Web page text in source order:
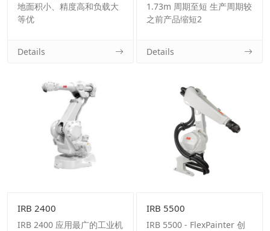
地面积小、精度高和负载大
等优
Details
1.73m 周期至短 生产周期较
之前产品缩短2
Details
IRB 2400
IRB 2400 应用最广的工业机
IRB 5500
IRB 5500 - FlexPainter 创